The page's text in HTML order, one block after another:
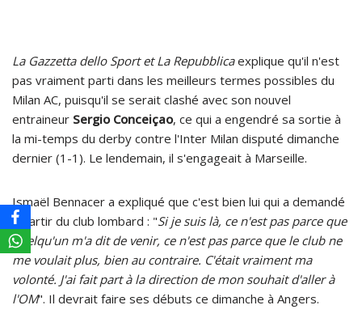
La Gazzetta dello Sport et La Repubblicaexplique qu'il n'est
pas vraiment parti dans les meilleurs termes possibles du
Milan AC, puisqu'il se serait clashé avec son nouvel
entraineur Sergio Conceiçao, ce qui a engendré sa sortie à
la mi-temps du derby contre l'Inter Milan disputé dimanche
dernier (1-1). Le lendemain, il s'engageait à Marseille.
Ismaël Bennacer a expliqué que c'est bien lui qui a demandé
à partir du club lombard : "Si je suis là, ce n'est pas parce que
quelqu'un m'a dit de venir, ce n'est pas parce que le club ne
me voulait plus, bien au contraire. C'était vraiment ma
volonté. J'ai fait part à la direction de mon souhait d'aller à
l'OM". Il devrait faire ses débuts ce dimanche à Angers.